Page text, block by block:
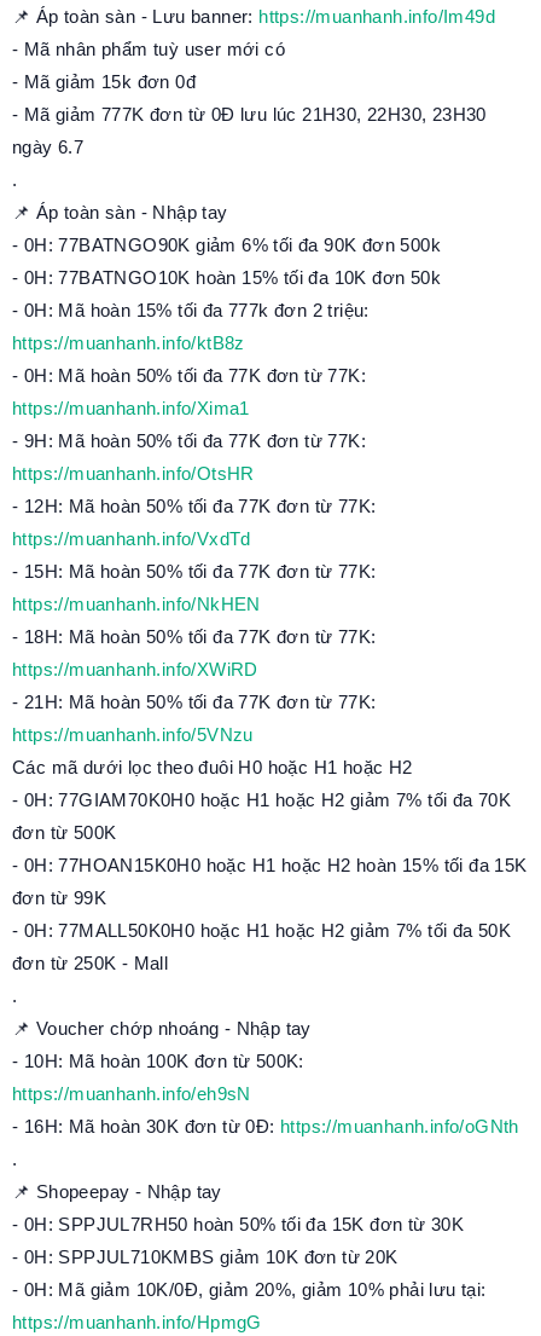
📌 Áp toàn sàn - Lưu banner: https://muanhanh.info/Im49d
- Mã nhân phẩm tuỳ user mới có
- Mã giảm 15k đơn 0đ
- Mã giảm 777K đơn từ 0Đ lưu lúc 21H30, 22H30, 23H30
ngày 6.7
.
📌 Áp toàn sàn - Nhập tay
- 0H: 77BATNGO90K giảm 6% tối đa 90K đơn 500k
- 0H: 77BATNGO10K hoàn 15% tối đa 10K đơn 50k
- 0H: Mã hoàn 15% tối đa 777k đơn 2 triệu:
https://muanhanh.info/ktB8z
- 0H: Mã hoàn 50% tối đa 77K đơn từ 77K:
https://muanhanh.info/Xima1
- 9H: Mã hoàn 50% tối đa 77K đơn từ 77K:
https://muanhanh.info/OtsHR
- 12H: Mã hoàn 50% tối đa 77K đơn từ 77K:
https://muanhanh.info/VxdTd
- 15H: Mã hoàn 50% tối đa 77K đơn từ 77K:
https://muanhanh.info/NkHEN
- 18H: Mã hoàn 50% tối đa 77K đơn từ 77K:
https://muanhanh.info/XWiRD
- 21H: Mã hoàn 50% tối đa 77K đơn từ 77K:
https://muanhanh.info/5VNzu
Các mã dưới lọc theo đuôi H0 hoặc H1 hoặc H2
- 0H: 77GIAM70K0H0 hoặc H1 hoặc H2 giảm 7% tối đa 70K
đơn từ 500K
- 0H: 77HOAN15K0H0 hoặc H1 hoặc H2 hoàn 15% tối đa 15K
đơn từ 99K
- 0H: 77MALL50K0H0 hoặc H1 hoặc H2 giảm 7% tối đa 50K
đơn từ 250K - Mall
.
📌 Voucher chớp nhoáng - Nhập tay
- 10H: Mã hoàn 100K đơn từ 500K:
https://muanhanh.info/eh9sN
- 16H: Mã hoàn 30K đơn từ 0Đ: https://muanhanh.info/oGNth
.
📌 Shopeepay - Nhập tay
- 0H: SPPJUL7RH50 hoàn 50% tối đa 15K đơn từ 30K
- 0H: SPPJUL710KMBS giảm 10K đơn từ 20K
- 0H: Mã giảm 10K/0Đ, giảm 20%, giảm 10% phải lưu tại:
https://muanhanh.info/HpmgG